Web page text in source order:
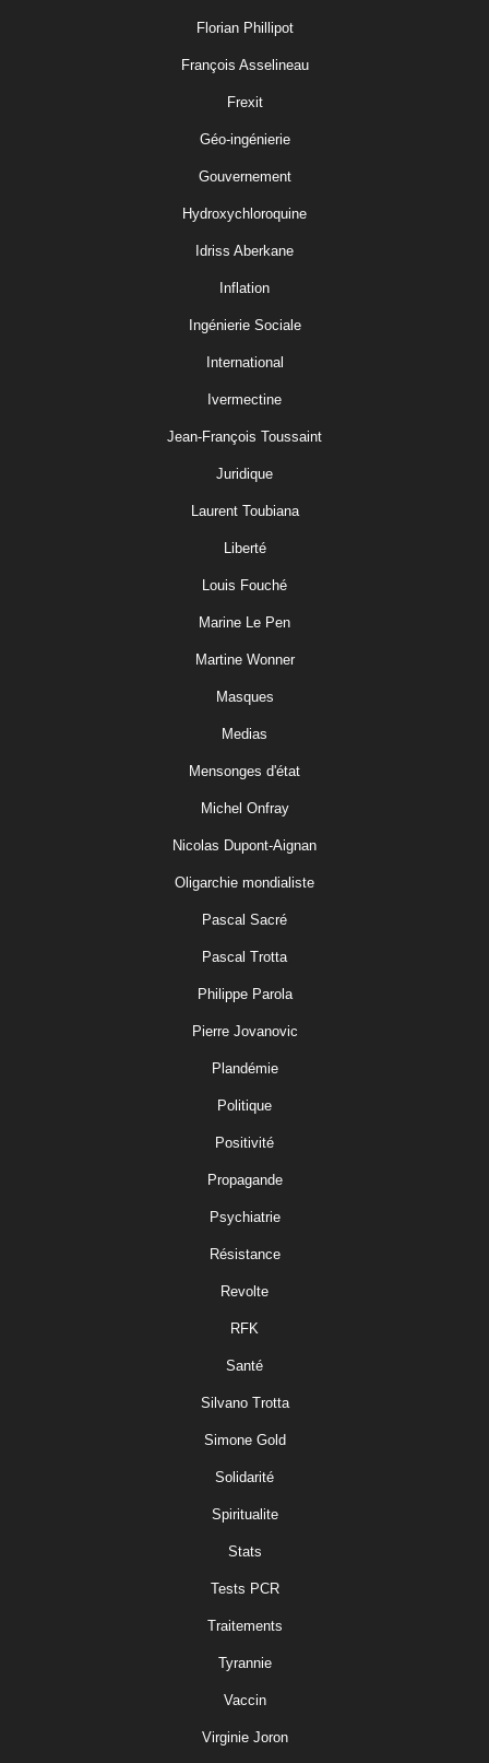
Florian Phillipot
François Asselineau
Frexit
Géo-ingénierie
Gouvernement
Hydroxychloroquine
Idriss Aberkane
Inflation
Ingénierie Sociale
International
Ivermectine
Jean-François Toussaint
Juridique
Laurent Toubiana
Liberté
Louis Fouché
Marine Le Pen
Martine Wonner
Masques
Medias
Mensonges d'état
Michel Onfray
Nicolas Dupont-Aignan
Oligarchie mondialiste
Pascal Sacré
Pascal Trotta
Philippe Parola
Pierre Jovanovic
Plandémie
Politique
Positivité
Propagande
Psychiatrie
Résistance
Revolte
RFK
Santé
Silvano Trotta
Simone Gold
Solidarité
Spiritualite
Stats
Tests PCR
Traitements
Tyrannie
Vaccin
Virginie Joron